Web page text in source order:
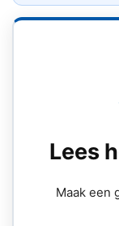
Lees
Maak een